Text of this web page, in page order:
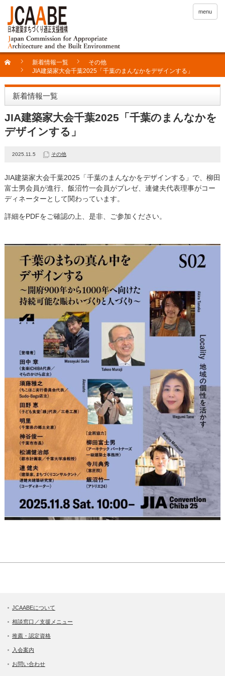
menu
新着情報一覧
その他
JIA建築家大会千葉2025「千葉のまんなかをデザインする」
新着情報一覧
JIA建築家大会千葉2025「千葉のまんなかを
デザインする」
2025.11.5 その他
JIA建築家大会千葉2025「千葉のまんなかをデザインする」で、柳田
富士男会員が進行、飯沼竹一会員がプレゼ、連健夫代表理事がコー
ディネーターとして関わっています。
詳細をPDFをご確認の上、是非、ご参加ください。
JCAABEについて
相談窓口／支援メニュー
推薦・認定資格
入会案内
お問い合わせ